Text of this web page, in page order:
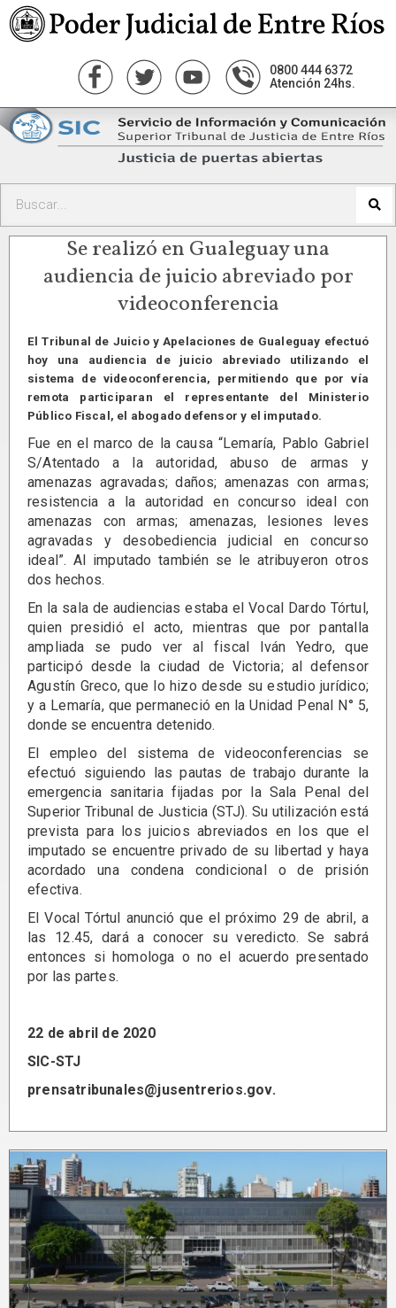
0800 444 6372
Atención 24hs.
Se realizó en Gualeguay una
audiencia de juicio abreviado por
videoconferencia
El Tribunal de Juicio y Apelaciones de Gualeguay efectuó
hoy una audiencia de juicio abreviado utilizando el
sistema de videoconferencia, permitiendo que por vía
remota participaran el representante del Ministerio
Público Fiscal, el abogado defensor y el imputado.
Fue en el marco de la causa “Lemaría, Pablo Gabriel
S/Atentado a la autoridad, abuso de armas y
amenazas agravadas; daños; amenazas con armas;
resistencia a la autoridad en concurso ideal con
amenazas con armas; amenazas, lesiones leves
agravadas y desobediencia judicial en concurso
ideal”. Al imputado también se le atribuyeron otros
dos hechos.
En la sala de audiencias estaba el Vocal Dardo Tórtul,
quien presidió el acto, mientras que por pantalla
ampliada se pudo ver al fiscal Iván Yedro, que
participó desde la ciudad de Victoria; al defensor
Agustín Greco, que lo hizo desde su estudio jurídico;
y a Lemaría, que permaneció en la Unidad Penal N° 5,
donde se encuentra detenido.
El empleo del sistema de videoconferencias se
efectuó siguiendo las pautas de trabajo durante la
emergencia sanitaria fijadas por la Sala Penal del
Superior Tribunal de Justicia (STJ). Su utilización está
prevista para los juicios abreviados en los que el
imputado se encuentre privado de su libertad y haya
acordado una condena condicional o de prisión
efectiva.
El Vocal Tórtul anunció que el próximo 29 de abril, a
las 12.45, dará a conocer su veredicto. Se sabrá
entonces si homologa o no el acuerdo presentado
por las partes.
22 de abril de 2020
SIC-STJ
prensatribunales@jusentrerios.gov.